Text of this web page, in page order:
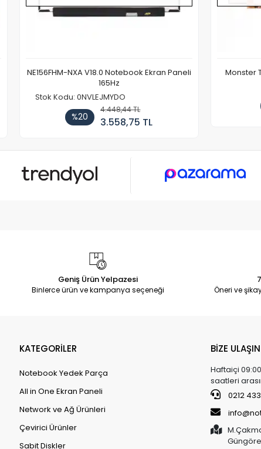
NE156FHM-NXA V18.0 Notebook Ekran Paneli
165Hz
Stok Kodu: 0NVLEJMYDO
%20
4.448,44 TL
3.558,75 TL
Monster
Geniş Ürün Yelpazesi
Binlerce ürün ve kampanya seçeneği Öneri ve
KATEGORİLER
Notebook Yedek Parça
All in One Ekran Paneli
Network ve Ağ Ürünleri
Çevirici Ürünler
Sabit Diskler
BİZE ULAŞIN
Haftaiçi
saatleri
0212